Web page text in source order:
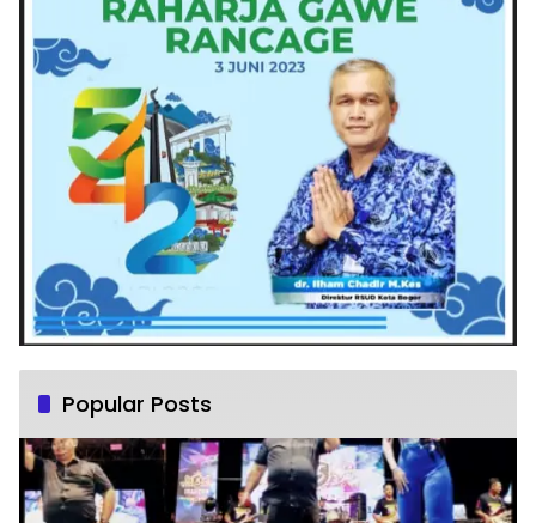
Popular Posts